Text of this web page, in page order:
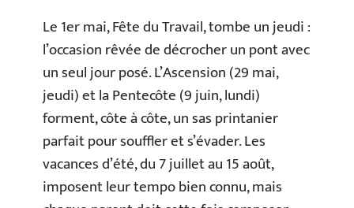
Le 1er mai, Fête du Travail, tombe un jeudi :
l’occasion rêvée de décrocher un pont avec
un seul jour posé. L’Ascension (29 mai,
jeudi) et la Pentecôte (9 juin, lundi)
forment, côte à côte, un sas printanier
parfait pour souffler et s’évader. Les
vacances d’été, du 7 juillet au 15 août,
imposent leur tempo bien connu, mais